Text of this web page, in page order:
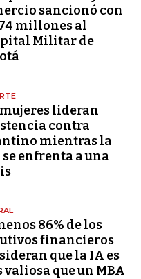
sancionó con
millones al
Militar de
lideran
contra
mientras la
enfrenta a una
86% de los
financieros
que la IA es
valiosa que un MBA